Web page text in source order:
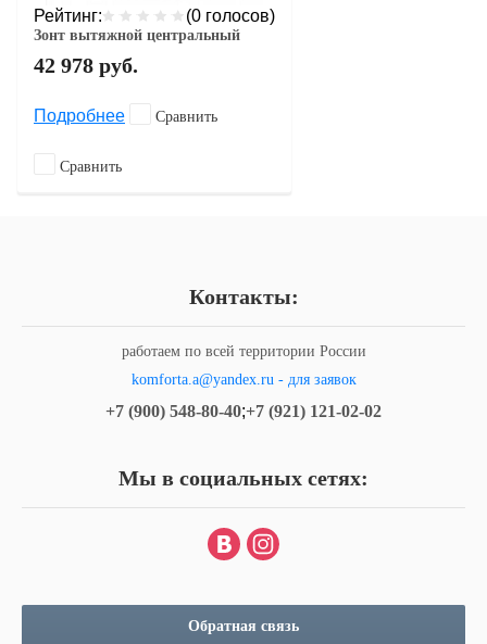
Рейтинг: (0 голосов)
Зонт вытяжной центральный
42 978 руб.
Подробнее Сравнить
Сравнить
Контакты:
работаем по всей территории России
komforta.a@yandex.ru - для заявок
+7 (900) 548-80-40;+7 (921) 121-02-02
Мы в социальных сетях:
Обратная связь